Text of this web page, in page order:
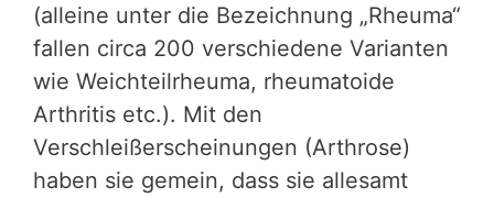
(alleine unter die Bezeichnung „Rheuma“
fallen circa 200 verschiedene Varianten
wie Weichteilrheuma, rheumatoide
Arthritis etc.). Mit den
Verschleißerscheinungen (Arthrose)
haben sie gemein, dass sie allesamt